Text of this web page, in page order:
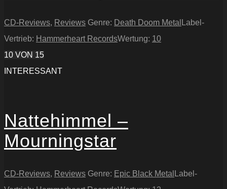
CD-Reviews, Reviews Genre: Death Doom Metal Label-
Vertrieb: Hammerheart RecordsWertung: 10
10 VON 15
INTERESSANT
Nattehimmel –
Mourningstar
CD-Reviews, Reviews Genre: Epic Black Metal Label-